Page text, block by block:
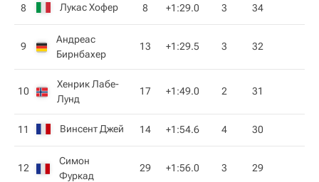
8 Лукас Хофер 8 +1:29.0 3 34
9
Андреас
Бирнбахер
13 +1:29.5 3 32
10
Хенрик Лабе-
Лунд
17 +1:49.0 2 31
11 Винсент Джей 14 +1:54.6 4 30
12
Симон
Фуркад
29 +1:56.0 3 29